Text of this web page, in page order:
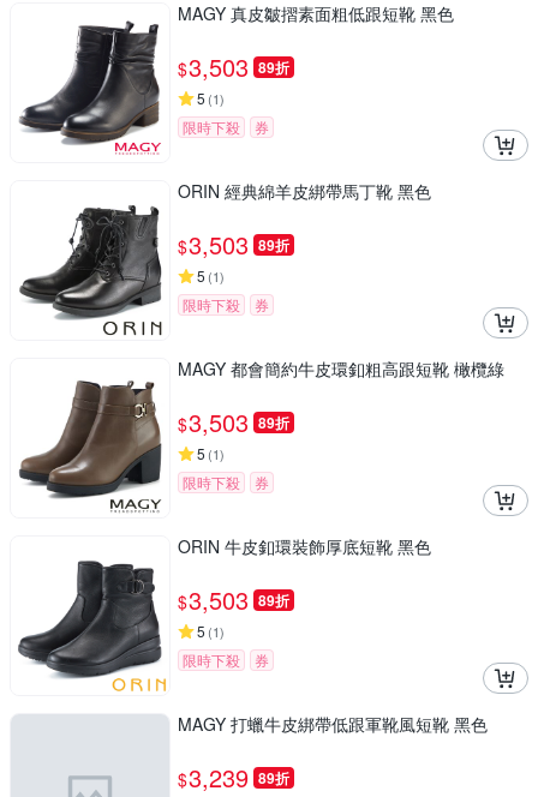
MAGY 真皮皺摺素面粗低跟短靴 黑色
$3,503 89折
5 (1)
限時下殺 券
ORIN 經典綿羊皮綁帶馬丁靴 黑色
$3,503 89折
5 (1)
限時下殺 券
MAGY 都會簡約牛皮環釦粗高跟短靴 橄欖綠
$3,503 89折
5 (1)
限時下殺 券
ORIN 牛皮釦環裝飾厚底短靴 黑色
$3,503 89折
5 (1)
限時下殺 券
MAGY 打蠟牛皮綁帶低跟軍靴風短靴 黑色
$3,239 89折